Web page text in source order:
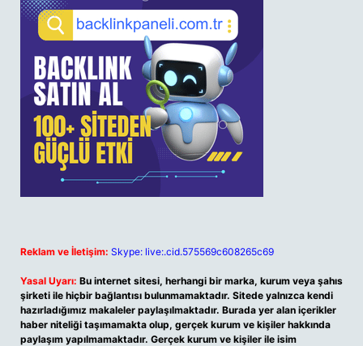
Reklam ve İletişim: Skype: live:.cid.575569c608265c69
Yasal Uyarı: Bu internet sitesi, herhangi bir marka, kurum veya şahıs
şirketi ile hiçbir bağlantısı bulunmamaktadır. Sitede yalnızca kendi
hazırladığımız makaleler paylaşılmaktadır. Burada yer alan içerikler
haber niteliği taşımamakta olup, gerçek kurum ve kişiler hakkında
paylaşım yapılmamaktadır. Gerçek kurum ve kişiler ile isim